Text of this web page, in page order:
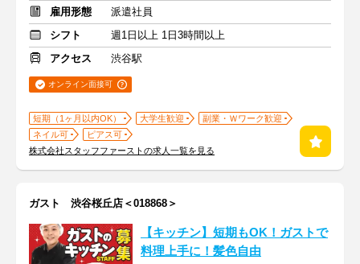
雇用形態
派遣社員
シフト
週1日以上 1日3時間以上
アクセス
渋谷駅
オンライン面接可
短期（1ヶ月以内OK） 大学生歓迎
副業・Ｗワーク歓迎
ネイル可
ピアス可
株式会社スタッフファーストの求人一覧を見る
ガスト 渋谷桜丘店＜018868＞
【キッチン】短期もOK！ガストで
料理上手に！髪色自由